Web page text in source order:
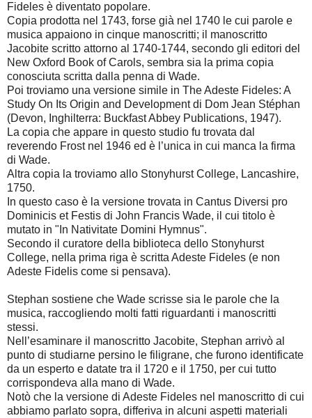
Fideles è diventato popolare.
Copia prodotta nel 1743, forse già nel 1740 le cui parole e
musica appaiono in cinque manoscritti; il manoscritto
Jacobite scritto attorno al 1740-1744, secondo gli editori del
New Oxford Book of Carols, sembra sia la prima copia
conosciuta scritta dalla penna di Wade.
Poi troviamo una versione simile in The Adeste Fideles: A
Study On Its Origin and Development di Dom Jean Stéphan
(Devon, Inghilterra: Buckfast Abbey Publications, 1947).
La copia che appare in questo studio fu trovata dal
reverendo Frost nel 1946 ed è l’unica in cui manca la firma
di Wade.
Altra copia la troviamo allo Stonyhurst College, Lancashire,
1750.
In questo caso è la versione trovata in Cantus Diversi pro
Dominicis et Festis di John Francis Wade, il cui titolo è
mutato in "In Nativitate Domini Hymnus".
Secondo il curatore della biblioteca dello Stonyhurst
College, nella prima riga è scritta Adeste Fideles (e non
Adeste Fidelis come si pensava).
Stephan sostiene che Wade scrisse sia le parole che la
musica, raccogliendo molti fatti riguardanti i manoscritti
stessi.
Nell’esaminare il manoscritto Jacobite, Stephan arrivò al
punto di studiarne persino le filigrane, che furono identificate
da un esperto e datate tra il 1720 e il 1750, per cui tutto
corrispondeva alla mano di Wade.
Notò che la versione di Adeste Fideles nel manoscritto di cui
abbiamo parlato sopra, differiva in alcuni aspetti materiali